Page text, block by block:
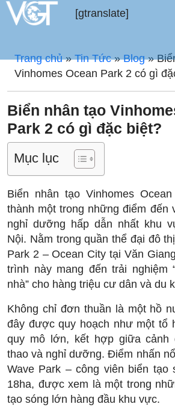
[gtranslate]
Trang chủ»Tin Tức»Blog»
Vinhomes Ocean Park 2 có gì
Biển nhân tạo
Park 2 có gì đặc biệt?
Mục lục
Biển nhân tạo Vinhomes
thành một trong những điểm đến
nghỉ dưỡng hấp dẫn nhất khu
Nội. Nằm trong quần thể đại đô
Park 2 – Ocean City tại Văn
trình này mang đến trải nghiệm
nhà” cho hàng triệu cư dân và du
Không chỉ đơn thuần là một hồ
đây được quy hoạch như một tổ
quy mô lớn, kết hợp giữa cảnh
thao và nghỉ dưỡng. Điểm nhấn
Wave Park – công viên biển tạo
18ha, được xem là một trong
tạo sóng lớn hàng đầu khu vực.